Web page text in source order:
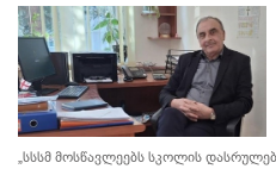
„სსსმ მოსწავლეებს სკოლის